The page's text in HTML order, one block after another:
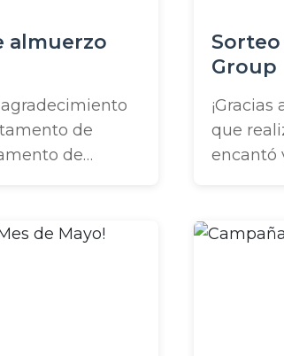
almuerzo
de
de
Estación #4
Group
que
encantó